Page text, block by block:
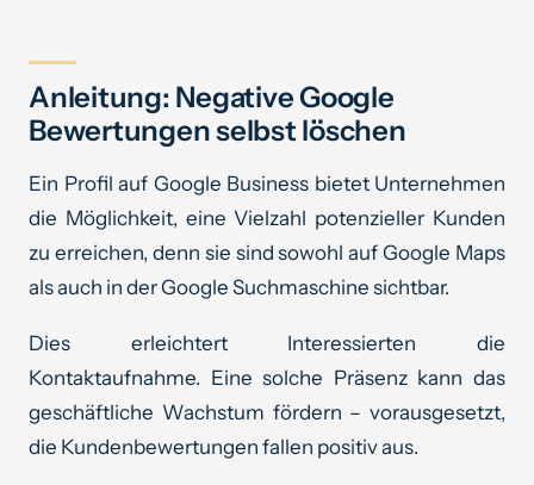
Anleitung: Negative Google
Bewertungen selbst löschen
Ein Profil auf Google Business bietet Unternehmen
die Möglichkeit, eine Vielzahl potenzieller Kunden
zu erreichen, denn sie sind sowohl auf Google Maps
als auch in der Google Suchmaschine sichtbar.
Dies erleichtert Interessierten die
Kontaktaufnahme. Eine solche Präsenz kann das
geschäftliche Wachstum fördern – vorausgesetzt,
die Kundenbewertungen fallen positiv aus.